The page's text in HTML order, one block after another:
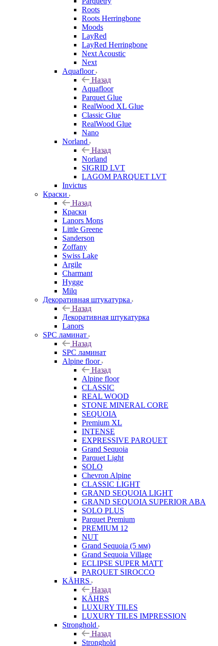
Roots
Roots Herringbone
Moods
LayRed
LayRed Herringbone
Next Acoustic
Next
Aquafloor
Назад
Aquafloor
Parquet Glue
RealWood XL Glue
Classic Glue
RealWood Glue
Nano
Norland
Назад
Norland
SIGRID LVT
LAGOM PARQUET LVT
Invictus
Краски
Назад
Краски
Lanors Mons
Little Greene
Sanderson
Zoffany
Swiss Lake
Argile
Charmant
Hygge
Milq
Декоративная штукатурка
Назад
Декоративная штукатурка
Lanors
SPC ламинат
Назад
SPC ламинат
Alpine floor
Назад
Alpine floor
CLASSIC
REAL WOOD
STONE MINERAL CORE
SEQUOIA
Premium XL
INTENSE
EXPRESSIVE PARQUET
Grand Sequoia
Parquet Light
SOLO
Chevron Alpine
CLASSIC LIGHT
GRAND SEQUOIA LIGHT
GRAND SEQUOIA SUPERIOR ABA
SOLO PLUS
Parquet Premium
PREMIUM 12
NUT
Grand Sequoia (5 мм)
Grand Sequoia Village
ECLIPSE SUPER MATT
PARQUET SIROCCO
KÄHRS
Назад
KÄHRS
LUXURY TILES
LUXURY TILES IMPRESSION
Stronghold
Назад
Stronghold